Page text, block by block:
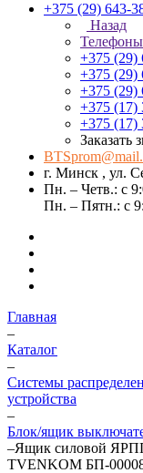
+375 (29) 643-
Назад
Телефоны
+375 (29)
+375 (29)
+375 (29)
+375 (17)
+375 (17)
Заказать
г. Минск , ул.
Пн. – Четв.: с
Пн. – Пятн.: с
Главная
–
Каталог
–
Системы
устройства
–
Блок/ящик
–Ящик силовой
TVENKOM БП-